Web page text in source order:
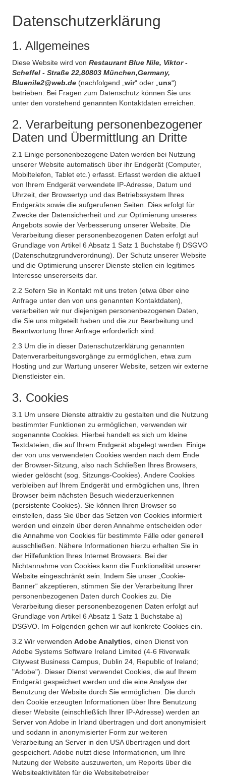
Datenschutzerklärung
1. Allgemeines
Diese Website wird von Restaurant Blue Nile, Viktor -
Scheffel - Straße 22,80803 München,Germany,
Bluenile2@web.de (nachfolgend „ wir“ oder „ uns“)
betrieben. Bei Fragen zum Datenschutz können Sie uns
unter den vorstehend genannten Kontaktdaten erreichen.
2. Verarbeitung personenbezogener
Daten und Übermittlung an Dritte
2.1 Einige personenbezogene Daten werden bei Nutzung
unserer Website automatisch über ihr Endgerät (Computer,
Mobiltelefon, Tablet etc.) erfasst. Erfasst werden die aktuell
von Ihrem Endgerät verwendete IP-Adresse, Datum und
Uhrzeit, der Browsertyp und das Betriebssystem Ihres
Endgeräts sowie die aufgerufenen Seiten. Dies erfolgt für
Zwecke der Datensicherheit und zur Optimierung unseres
Angebots sowie der Verbesserung unserer Website. Die
Verarbeitung dieser personenbezogenen Daten erfolgt auf
Grundlage von Artikel 6 Absatz 1 Satz 1 Buchstabe f) DSGVO
(Datenschutzgrundverordnung). Der Schutz unserer Website
und die Optimierung unserer Dienste stellen ein legitimes
Interesse unsererseits dar.
2.2 Sofern Sie in Kontakt mit uns treten (etwa über eine
Anfrage unter den von uns genannten Kontaktdaten),
verarbeiten wir nur diejenigen personenbezogenen Daten,
die Sie uns mitgeteilt haben und die zur Bearbeitung und
Beantwortung Ihrer Anfrage erforderlich sind.
2.3 Um die in dieser Datenschutzerklärung genannten
Datenverarbeitungsvorgänge zu ermöglichen, etwa zum
Hosting und zur Wartung unserer Website, setzen wir externe
Dienstleister ein.
3. Cookies
3.1 Um unsere Dienste attraktiv zu gestalten und die Nutzung
bestimmter Funktionen zu ermöglichen, verwenden wir
sogenannte Cookies. Hierbei handelt es sich um kleine
Textdateien, die auf Ihrem Endgerät abgelegt werden. Einige
der von uns verwendeten Cookies werden nach dem Ende
der Browser-Sitzung, also nach Schließen Ihres Browsers,
wieder gelöscht (sog. Sitzungs-Cookies). Andere Cookies
verbleiben auf Ihrem Endgerät und ermöglichen uns, Ihren
Browser beim nächsten Besuch wiederzuerkennen
(persistente Cookies). Sie können Ihren Browser so
einstellen, dass Sie über das Setzen von Cookies informiert
werden und einzeln über deren Annahme entscheiden oder
die Annahme von Cookies für bestimmte Fälle oder generell
ausschließen. Nähere Informationen hierzu erhalten Sie in
der Hilfefunktion Ihres Internet Browsers. Bei der
Nichtannahme von Cookies kann die Funktionalität unserer
Website eingeschränkt sein. Indem Sie unser „Cookie-
Banner“ akzeptieren, stimmen Sie der Verarbeitung Ihrer
personenbezogenen Daten durch Cookies zu. Die
Verarbeitung dieser personenbezogenen Daten erfolgt auf
Grundlage von Artikel 6 Absatz 1 Satz 1 Buchstabe a)
DSGVO. Im Folgenden gehen wir auf konkrete Cookies ein.
3.2 Wir verwenden Adobe Analytics , einen Dienst von
Adobe Systems Software Ireland Limited (4-6 Riverwalk
Citywest Business Campus, Dublin 24, Republic of Ireland;
"Adobe"). Dieser Dienst verwendet Cookies, die auf Ihrem
Endgerät gespeichert werden und die eine Analyse der
Benutzung der Website durch Sie ermöglichen. Die durch
den Cookie erzeugten Informationen über Ihre Benutzung
dieser Website (einschließlich Ihrer IP-Adresse) werden an
Server von Adobe in Irland übertragen und dort anonymisiert
und sodann in anonymisierter Form zur weiteren
Verarbeitung an Server in den USA übertragen und dort
gespeichert. Adobe nutzt diese Informationen, um Ihre
Nutzung der Website auszuwerten, um Reports über die
Websiteaktivitäten für die Websitebetreiber